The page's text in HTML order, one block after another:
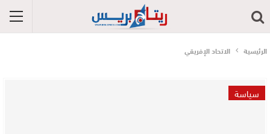
الرئيسية الاتحاد الإفريقي
سياسة